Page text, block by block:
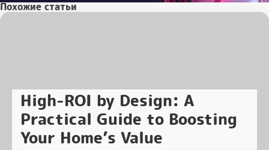
Похожие статьи
High-ROI by Design: A
Practical Guide to Boosting
Your Home’s Value